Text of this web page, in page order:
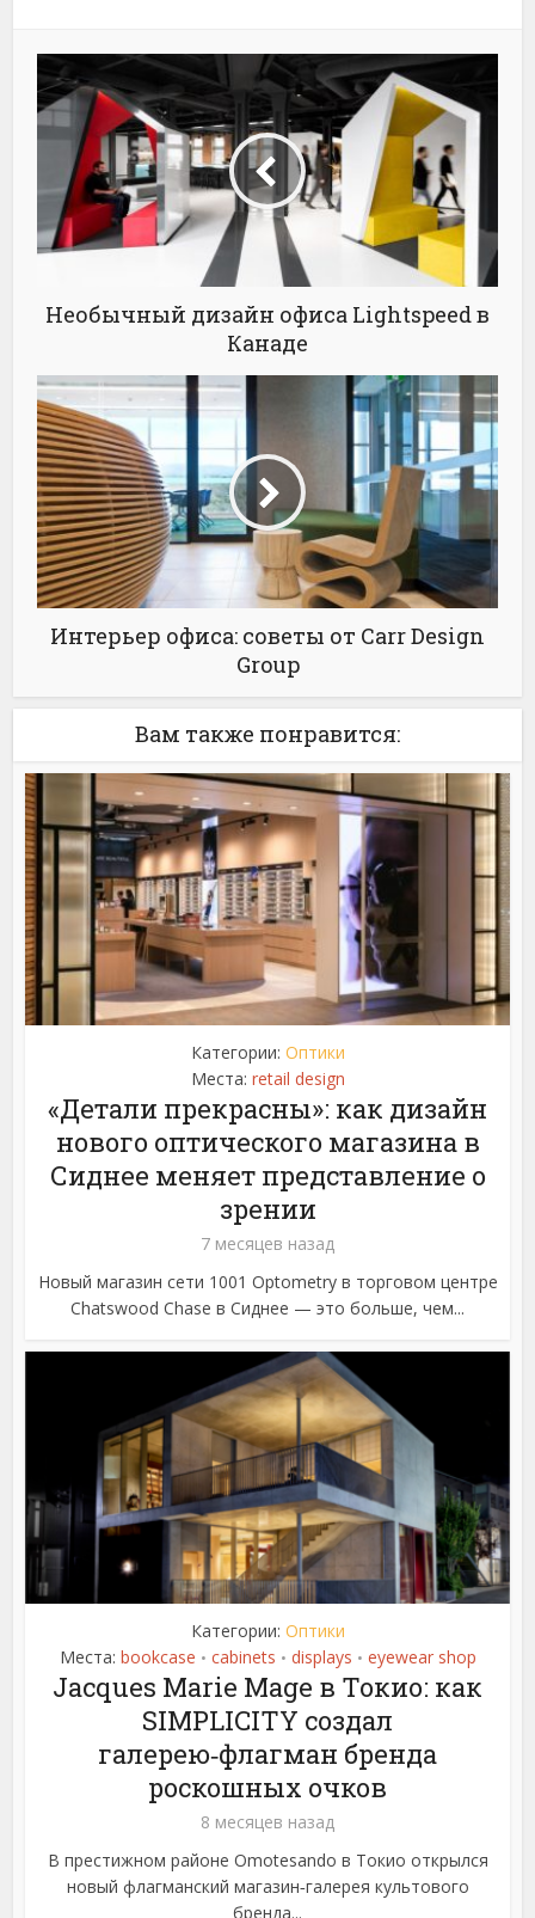
Необычный дизайн офиса Lightspeed в
Канаде
Интерьер офиса: советы от Carr Design
Group
Вам также понравится:
Категории: Оптики
Места: retail design
«Детали прекрасны»: как дизайн
нового оптического магазина в
Сиднее меняет представление о
зрении
7 месяцев назад
Новый магазин сети 1001 Optometry в торговом центре
Chatswood Chase в Сиднее — это больше, чем...
Категории: Оптики
Места: bookcase • cabinets • displays • eyewear shop
Jacques Marie Mage в Токио: как
SIMPLICITY создал
галерею‑флагман бренда
роскошных очков
8 месяцев назад
В престижном районе Omotesando в Токио открылся
новый флагманский магазин‑галерея культового
бренда...